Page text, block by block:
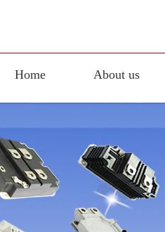
Home About us